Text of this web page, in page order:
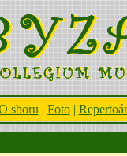
sboru | Foto | Repertoár